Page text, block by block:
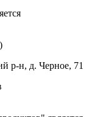
р-н, д. Черное, 71